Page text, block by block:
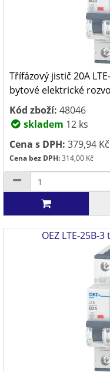
Třífázový jistič 20A
bytové elektrické
Kód zboží: 48046
skladem 12 ks
Cena s DPH: 379,94 Kč
Cena bez DPH:314,00 Kč
OEZ LTE-25B-